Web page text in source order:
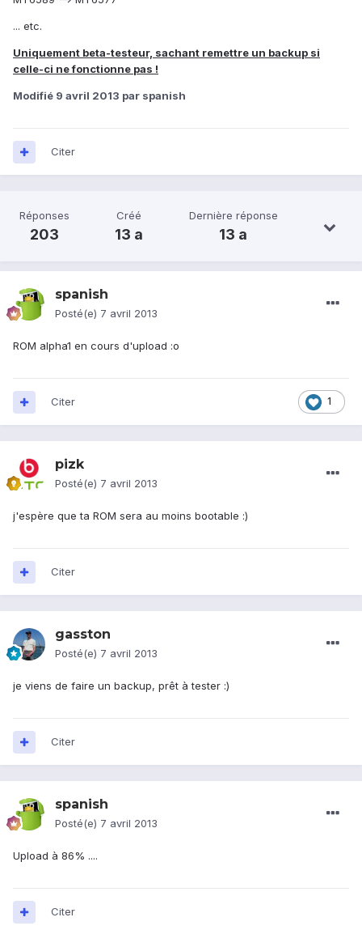
... etc.
Uniquement beta-testeur, sachant remettre un backup si
celle-ci ne fonctionne pas !
Modifié 9 avril 2013 par spanish
Citer
Réponses
203
Créé
13 a
Dernière réponse
13 a
spanish
Posté(e) 7 avril 2013
ROM alpha1 en cours d'upload :o
1
Citer
pizk
Posté(e) 7 avril 2013
j'espère que ta ROM sera au moins bootable :)
Citer
gasston
Posté(e) 7 avril 2013
je viens de faire un backup, prêt à tester :)
Citer
spanish
Posté(e) 7 avril 2013
Upload à 86% ....
Citer